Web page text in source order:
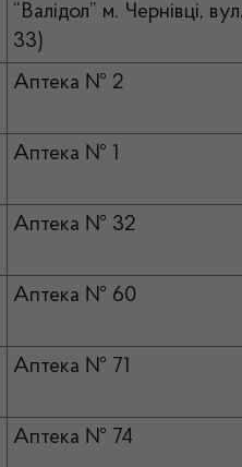
“Валідол” м. Чернівці,
33)
Аптека № 2
Аптека № 1
Аптека № 32
Аптека № 60
Аптека № 71
Аптека № 74